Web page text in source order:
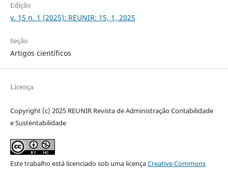
Edição
v. 15 n. 1 (2025): REUNIR: 15, 1, 2025
Seção
Artigos científicos
Licença
Copyright (c) 2025 REUNIR Revista de Administração Contabilidade
e Sustentabilidade
Este trabalho está licenciado sob uma licençaCreative Commons